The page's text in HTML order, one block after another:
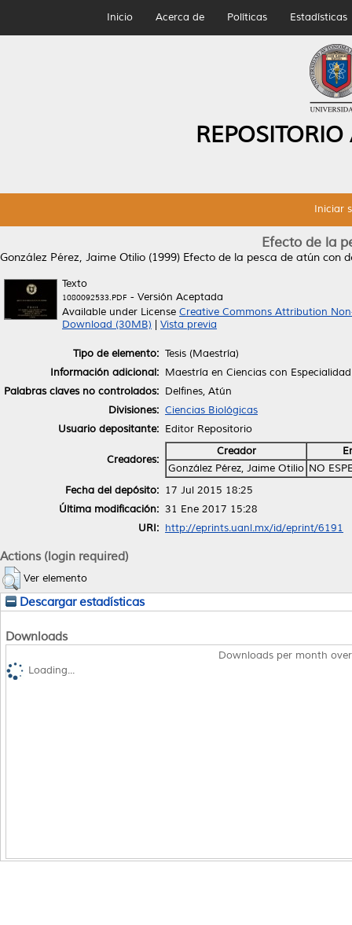
Inicio Acerca de Políticas Estadísticas
Iniciar
Efecto de la
González Pérez, Jaime Otilio (1999) Efecto de la pesca de atún con
Texto
1080092533.PDF - Versión Aceptada
Available under License Creative Commons Attribution
Download (30MB)
Vista previa
Tipo de elemento: Tesis (Maestría)
Información adicional: Maestría en Ciencias con
Palabras claves no controlados: Delfines, Atún
Divisiones: Ciencias Biológicas
Usuario depositante: Editor Repositorio
Creadores:
Creador
González Pérez, Jaime Otilio NO
Fecha del depósito: 17 Jul 2015 18:25
Última modificación: 31 Ene 2017 15:28
URI: http://eprints.uanl.mx/id/eprint/6191
Actions (login required)
Ver elemento
Descargar estadísticas
Downloads
Downloads per month
Loading...